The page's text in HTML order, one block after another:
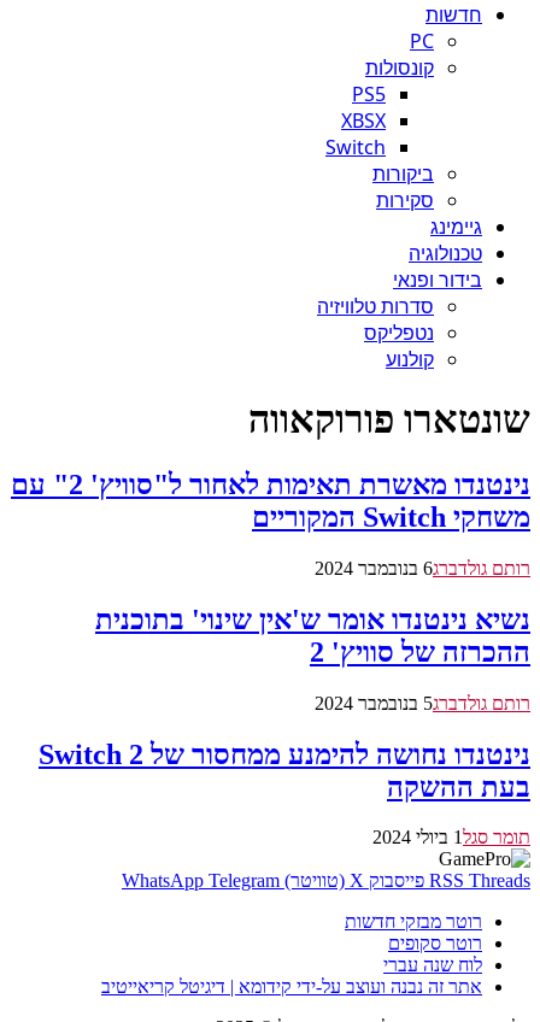
חדשות
PC
קונסולות
PS5
XBSX
Switch
ביקורות
סקירות
גיימינג
טכנולוגיה
בידור ופנאי
סדרות טלוויזיה
נטפליקס
קולנוע
שונטארו פורוקאווה
נינטנדו מאשרת תאימות לאחור ל"סוויץ' 2" עם
משחקי Switch המקוריים
רותם גולדברג6 בנובמבר 2024
נשיא נינטנדו אומר ש'אין שינוי' בתוכנית
ההכרזה של סוויץ' 2
רותם גולדברג5 בנובמבר 2024
נינטנדו נחושה להימנע ממחסור של Switch 2
בעת ההשקה
תומר סגל1 ביולי 2024
RSS Threads פייסבוק X (טוויטר) WhatsApp Telegram
רוטר מבזקי חדשות
רוטר סקופים
לוח שנה עברי
אתר זה נבנה ועוצב על-ידי קידומא | דיגיטל קריאייטיב